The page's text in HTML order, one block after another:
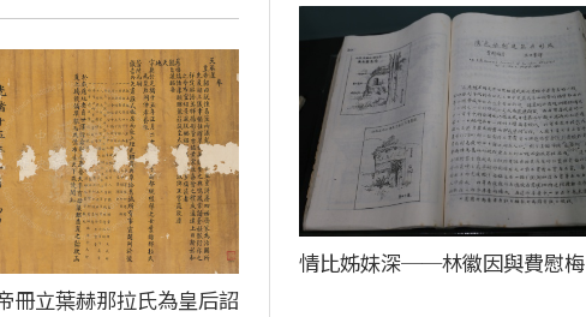
情比姊妹深──林徽因與費慰梅
冊立葉赫那拉氏為皇后詔